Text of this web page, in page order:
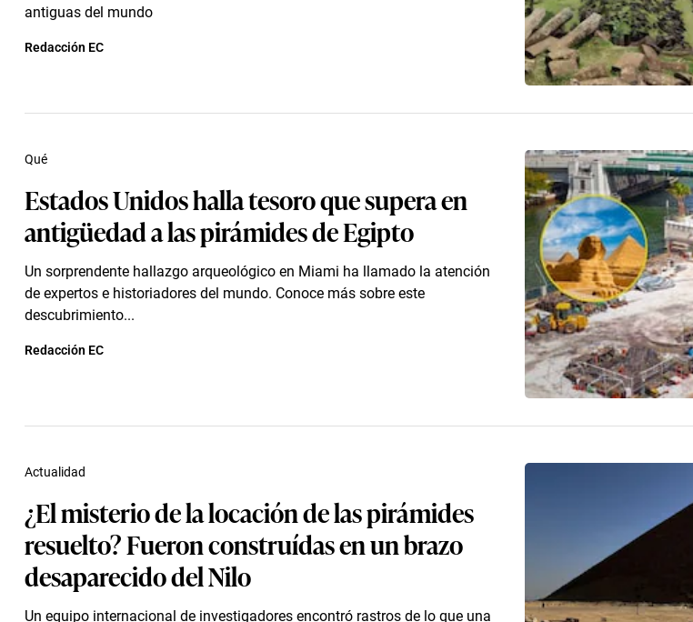
antiguas del mundo
Redacción EC
Estados Unidos halla tesoro que supera en
antigüedad a las pirámides de Egipto
Un sorprendente hallazgo arqueológico en Miami ha llamado la atención
de expertos e historiadores del mundo. Conoce más sobre este
descubrimiento...
Qué
Redacción EC
¿El misterio de la locación de las pirámides
resuelto? Fueron construídas en un brazo
desaparecido del Nilo
Un equipo internacional de investigadores encontró rastros de lo que una
Actualidad